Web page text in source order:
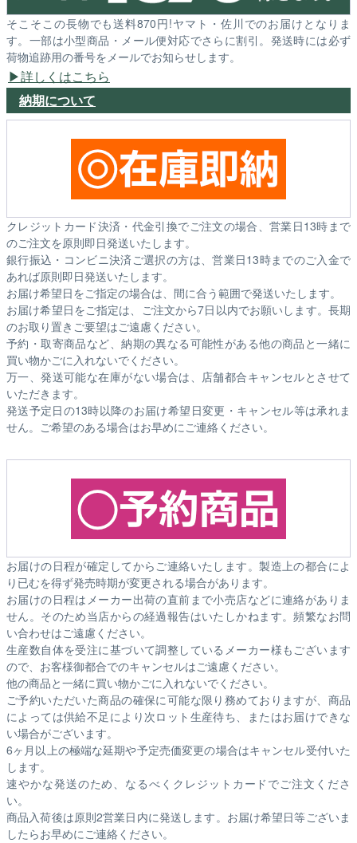
そこそこの長物でも送料870円!ヤマト・佐川でのお届けとなりま
す。一部は小型商品・メール便対応でさらに割引。発送時には必ず
荷物追跡用の番号をメールでお知らせします。
詳しくはこちら
納期について
クレジットカード決済・代金引換でご注文の場合、営業日13時まで
のご注文を原則即日発送いたします。
銀行振込・コンビニ決済ご選択の方は、営業日13時までのご入金で
あれば原則即日発送いたします。
お届け希望日をご指定の場合は、間に合う範囲で発送いたします。
お届け希望日をご指定は、ご注文から7日以内でお願いします。長期
のお取り置きご要望はご遠慮ください。
予約・取寄商品など、納期の異なる可能性がある他の商品と一緒に
買い物かごに入れないでください。
万一、発送可能な在庫がない場合は、店舗都合キャンセルとさせて
いただきます。
発送予定日の13時以降のお届け希望日変更・キャンセル等は承れま
せん。ご希望のある場合はお早めにご連絡ください。
お届けの日程が確定してからご連絡いたします。製造上の都合によ
り已むを得ず発売時期が変更される場合があります。
お届けの日程はメーカー出荷の直前まで小売店などに連絡がありま
せん。そのため当店からの経過報告はいたしかねます。頻繁なお問
い合わせはご遠慮ください。
生産数自体を受注に基づいて調整しているメーカー様もございます
ので、お客様御都合でのキャンセルはご遠慮ください。
他の商品と一緒に買い物かごに入れないでください。
ご予約いただいた商品の確保に可能な限り務めておりますが、商品
によっては供給不足により次ロット生産待ち、またはお届けできな
い場合がございます。
6ヶ月以上の極端な延期や予定売価変更の場合はキャンセル受付いた
します。
速やかな発送のため、なるべくクレジットカードでご注文くださ
い。
商品入荷後は原則2営業日内に発送します。お届け希望日等ございま
したらお早めにご連絡ください。